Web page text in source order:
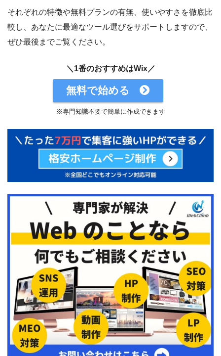
それぞれの特徴や無料プランの有無、使いやすさを徹底比
較し、あなたに最適なツール選びをサポートしますので、
ぜひ最後までご覧ください。
＼1番のおすすめはWix／
無料で始める
※専門知識不要で簡単に作成できます